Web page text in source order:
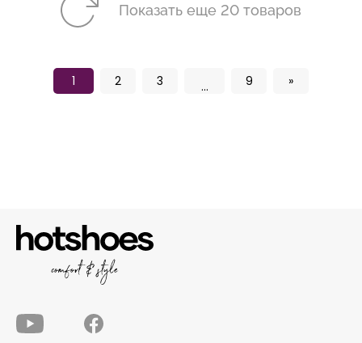
Показать еще 20 товаров
1 2 3 ... 9 »